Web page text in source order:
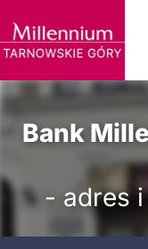
Bank
- adres